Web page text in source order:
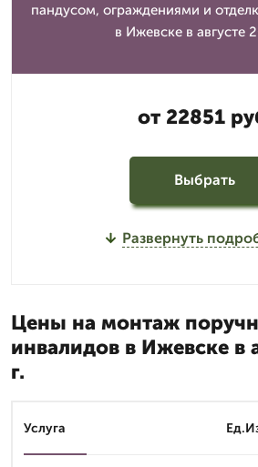
пандусом, ограждениями и
в Ижевске в августе
от 22851
Выбрать
Развернуть
Цены на монтаж
инвалидов в Ижевске в
г.
Услуга